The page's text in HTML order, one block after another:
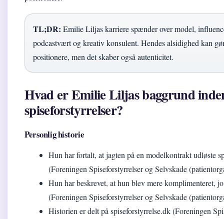
TL;DR: Emilie Liljas karriere spænder over model,
podcastvært og kreativ konsulent. Hendes alsidighed kan
positionere, men det skaber også autenticitet.
Hvad er Emilie Liljas baggrund
spiseforstyrrelser?
Personlig historie
Hun har fortalt, at jagten på en modelkontrakt udløste
(Foreningen Spiseforstyrrelser og Selvskade
Hun har beskrevet, at hun blev mere komplimenteret,
(Foreningen Spiseforstyrrelser og Selvskade
Historien er delt på spiseforstyrrelse.dk (Foreningen